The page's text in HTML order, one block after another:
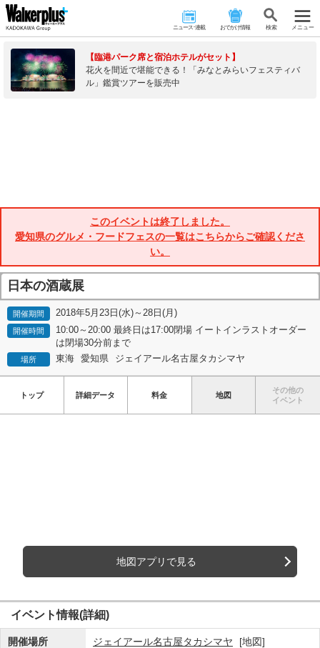
ニュース･連載 おでかけ情報 検 索 メニュー
【臨港パーク席と宿泊ホテルがセット】
花火を間近で堪能できる！「みなとみらいフェスティバ
ル」鑑賞ツアーを販売中
このイベントは終了しました。
愛知県のグルメ・フードフェスの一覧はこちらからご確認くださ
い。
日本の酒蔵展
開催期間 2018年5月23日(水)～28日(月)
開催時間
10:00～20:00 最終日は17:00閉場 イートインラストオーダー
は閉場30分前まで
場所 東海 愛知県 ジェイアール名古屋タカシマヤ
トップ 詳細データ 料金 地図
その他の
イベント
地図アプリで見る
イベント情報(詳細)
開催場所 ジェイアール名古屋タカシマヤ [地図]